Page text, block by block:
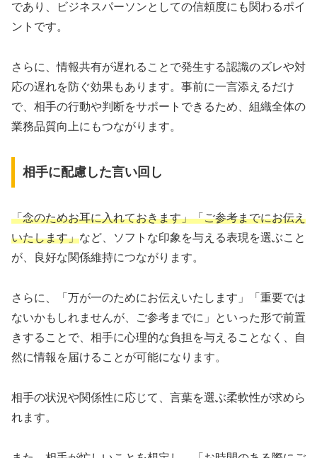
であり、ビジネスパーソンとしての信頼度にも関わるポイ
ントです。
さらに、情報共有が遅れることで発生する認識のズレや対
応の遅れを防ぐ効果もあります。事前に一言添えるだけ
で、相手の行動や判断をサポートできるため、組織全体の
業務品質向上にもつながります。
相手に配慮した言い回し
「念のためお耳に入れておきます」「ご参考までにお伝え
いたします」など、ソフトな印象を与える表現を選ぶこと
が、良好な関係維持につながります。
さらに、「万が一のためにお伝えいたします」「重要では
ないかもしれませんが、ご参考までに」といった形で前置
きすることで、相手に心理的な負担を与えることなく、自
然に情報を届けることが可能になります。
相手の状況や関係性に応じて、言葉を選ぶ柔軟性が求めら
れます。